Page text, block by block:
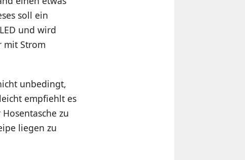
soll ein
und wird
mit Strom
unbedingt,
empfiehlt es
zu
liegen zu